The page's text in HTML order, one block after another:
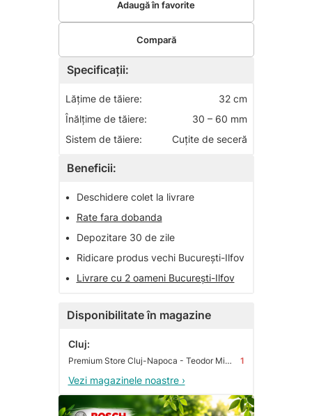
Specificații:
Lăţime de tăiere:
32 cm
Înălţime de tăiere:
30 – 60 mm
Sistem de tăiere:
Cuţite de seceră
Beneficii:
•
Deschidere colet la livrare
•
Rate fara dobanda
•
Depozitare 30 de zile
•
Ridicare produs vechi București-Ilfov
•
Livrare cu 2 oameni București-Ilfov
Disponibilitate în magazine
Cluj:
Premium Store Cluj-Napoca - Teodor Mihali 1
Vezi magazinele noastre ›
Adaugă în favorite
Compară